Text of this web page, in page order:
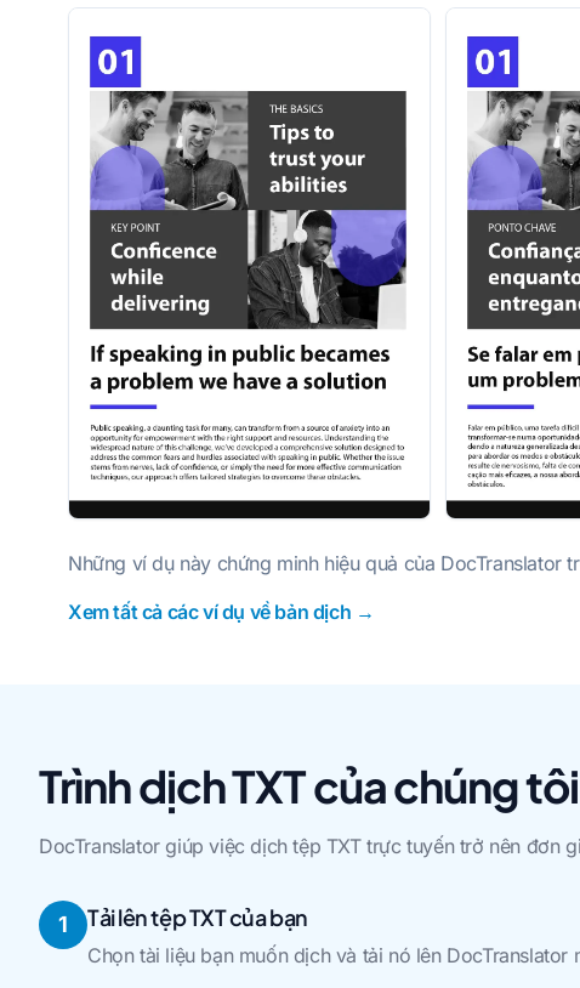
Những ví dụ này chứng minh hiệu quả của
Xem tất cả các ví dụ về bản dịch →
Trình dịch TXT của chúng
DocTranslator giúp việc dịch tệp TXT trực tuyến trở nên đơn
1 Tải lên tệp TXT của bạn
Chọn tài liệu bạn muốn dịch và tải nó lên DocTranslator